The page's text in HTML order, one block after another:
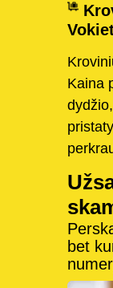
Kaina
bet